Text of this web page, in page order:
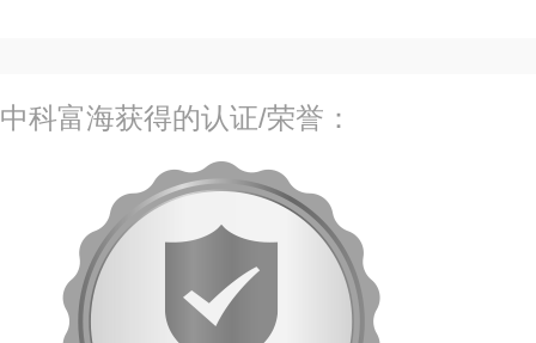
中科富海获得的认证/荣誉：